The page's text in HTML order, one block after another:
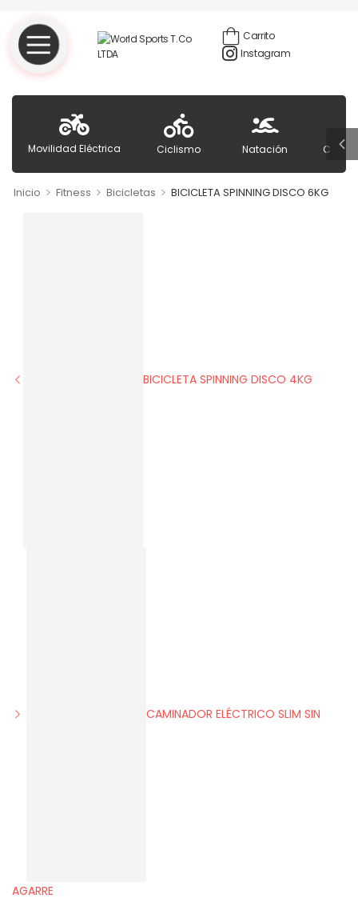
Carrito
Instagram
Movilidad Eléctrica Ciclismo Natación
Inicio > Fitness > Bicicletas > BICICLETA SPINNING DISCO 6KG
BICICLETA SPINNING DISCO 4KG
CAMINADOR ELÉCTRICO SLIM SIN
AGARRE